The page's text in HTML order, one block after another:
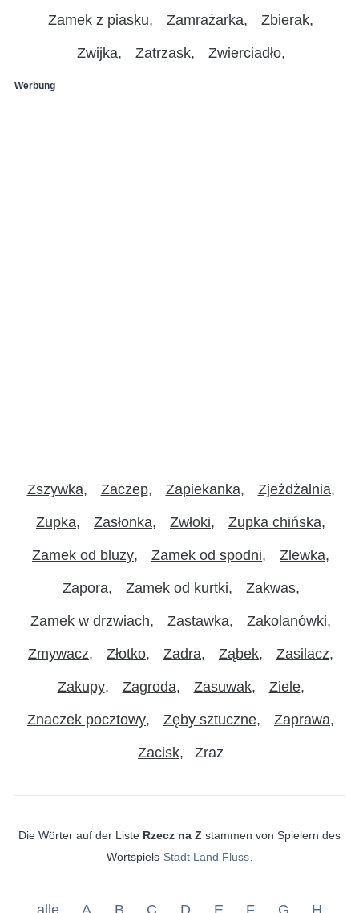
Zamek z piasku Zamrażarka Zbierak
Zwijka Zatrzask Zwierciadło
Werbung
Zszywka Zaczep Zapiekanka Zjeżdżalnia
Zupka Zasłonka Zwłoki Zupka chińska
Zamek od bluzy Zamek od spodni Zlewka
Zapora Zamek od kurtki Zakwas
Zamek w drzwiach Zastawka Zakolanówki
Zmywacz Złotko Zadra Ząbek Zasilacz
Zakupy Zagroda Zasuwak Ziele
Znaczek pocztowy Zęby sztuczne Zaprawa
Zacisk Zraz
Die Wörter auf der Liste Rzecz na Z stammen von Spielern des
Wortspiels Stadt Land Fluss
alle A B C D E F G H